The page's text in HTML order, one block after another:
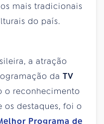
mais tradicionais
do país.
a atração
da TV
o reconhecimento
os destaques, foi o
Programa de